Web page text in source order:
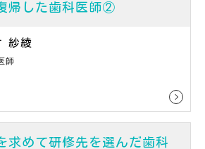
帰した歯科医師②
紗綾
師
求めて研修先を選んだ歯科